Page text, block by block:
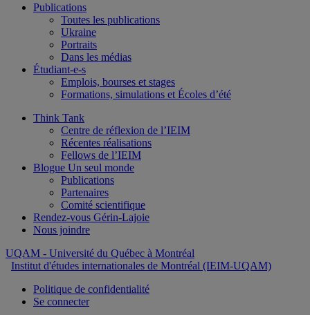
Publications
Toutes les publications
Ukraine
Portraits
Dans les médias
Étudiant-e-s
Emplois, bourses et stages
Formations, simulations et Écoles d’été
Think Tank
Centre de réflexion de l’IEIM
Récentes réalisations
Fellows de l’IEIM
Blogue Un seul monde
Publications
Partenaires
Comité scientifique
Rendez-vous Gérin-Lajoie
Nous joindre
UQAM - Université du Québec à Montréal
Institut d'études internationales de Montréal (IEIM-UQAM)
Politique de confidentialité
Se connecter